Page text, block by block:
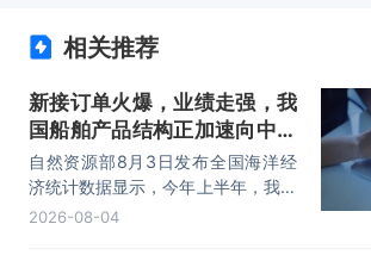
相关推荐
新接订单火爆，业绩走强，我
国船舶产品结构正加速向中高
端跃升
自然资源部8月3日发布全国海洋经
济统计数据显示，今年上半年，我国
海船新承接订单量、完工量和手持订
2026-08-04